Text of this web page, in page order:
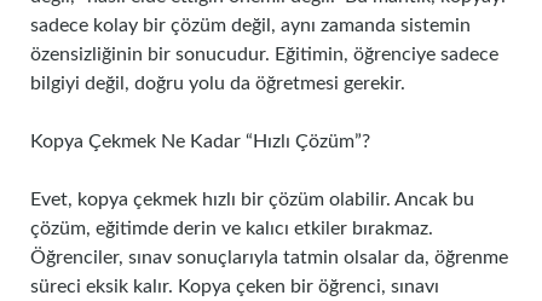
sadece kolay bir çözüm değil, aynı zamanda sistemin
özensizliğinin bir sonucudur. Eğitimin, öğrenciye sadece
bilgiyi değil, doğru yolu da öğretmesi gerekir.
Kopya Çekmek Ne Kadar “Hızlı Çözüm”?
Evet, kopya çekmek hızlı bir çözüm olabilir. Ancak bu
çözüm, eğitimde derin ve kalıcı etkiler bırakmaz.
Öğrenciler, sınav sonuçlarıyla tatmin olsalar da, öğrenme
süreci eksik kalır. Kopya çeken bir öğrenci, sınavı